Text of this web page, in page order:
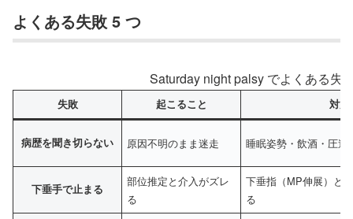
よくある失敗 5 つ
Saturday night palsy でよくある失
失敗 起こること 対策
病歴を聞き切らない 原因不明のまま迷走 睡眠姿勢・飲酒・圧迫
下垂手で止まる
部位推定と介入がズレ
る
下垂指（MP伸展）と
る